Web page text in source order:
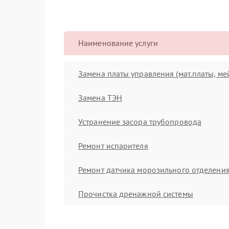
Наименование услуги
Замена платы управления (мат.платы,
Замена ТЭН
Устранение засора трубопровода
Ремонт испарителя
Ремонт датчика морозильного отделения
Прочистка дренажной системы